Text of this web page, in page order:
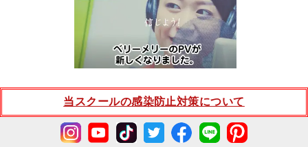
当スクールの感染防止対策について